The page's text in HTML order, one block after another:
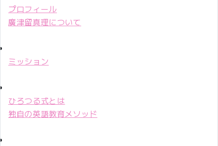
プロフィール
廣津留真理について
ミッション
ひろつる式とは
独自の英語教育メソッド